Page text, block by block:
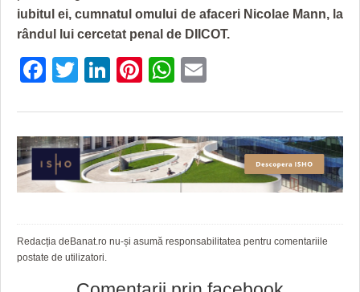
iubitul ei, cumnatul omului de afaceri Nicolae Mann, la
rândul lui cercetat penal de DIICOT.
Facebook
Twitter
LinkedIn
Pinterest
WhatsApp
Redacția deBanat.ro nu-și asumă responsabilitatea pentru comentariile
postate de utilizatori.